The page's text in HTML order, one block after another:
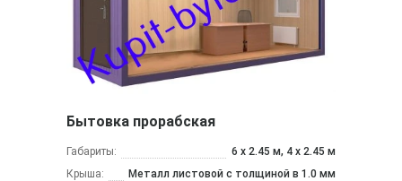
Бытовка прорабская
Габариты:
6 х 2.45 м, 4 х 2.45 м
Крыша:
Металл листовой с толщиной в 1.0 мм